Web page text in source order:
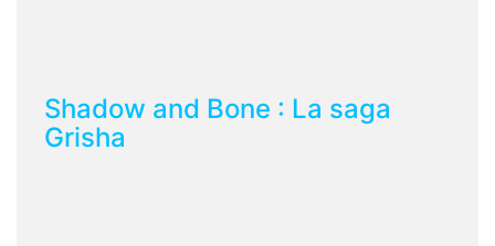
Shadow and Bone : La saga
Grisha